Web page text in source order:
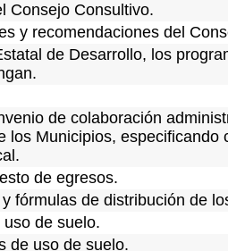
Consejo Consultivo.
y recomendaciones del
de Desarrollo, los
de colaboración
los Municipios,
de egresos.
fórmulas de distribución de
de suelo.
de uso de suelo.